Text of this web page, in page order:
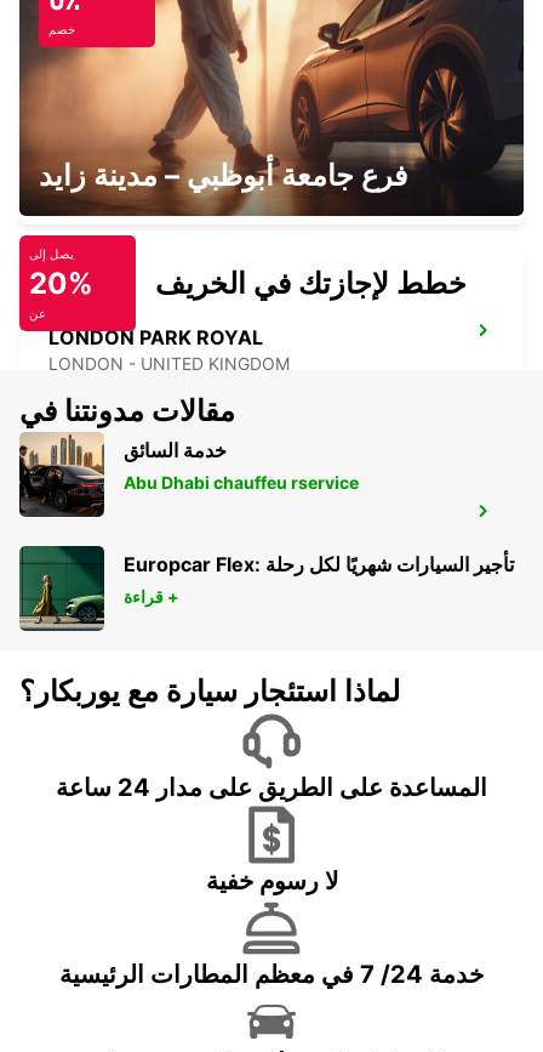
MAIDSTONE
MAIDSTONE - UNITED KINGDOM
LONDON PARK ROYAL
LONDON - UNITED KINGDOM
LONDON KINGSTON UPON THAMES
KINGSTON UPON THAMES - UNITED KINGDOM
خصم
فرع جامعة أبوظبي – مدينة زايد
يصل إلى
20%
عن
خطط لإجازتك في الخريف
مقالات مدونتنا في
خدمة السائق
Abu Dhabi chauffeu rservice
Europcar Flex: تأجير السيارات شهريًا لكل رحلة
قراءة +
لماذا استئجار سيارة مع يوربكار؟
المساعدة على الطريق على مدار 24 ساعة
لا رسوم خفية
خدمة 24/ 7 في معظم المطارات الرئيسية